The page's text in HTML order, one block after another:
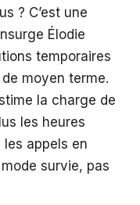
? C’est une
Élodie
temporaires
de moyen terme.
la charge de
les heures
les appels en
survie, pas